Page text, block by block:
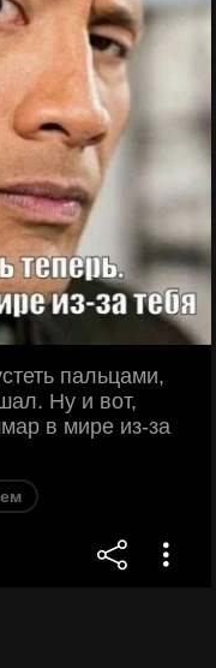
пальцами,
Ну и вот,
в мире из-за